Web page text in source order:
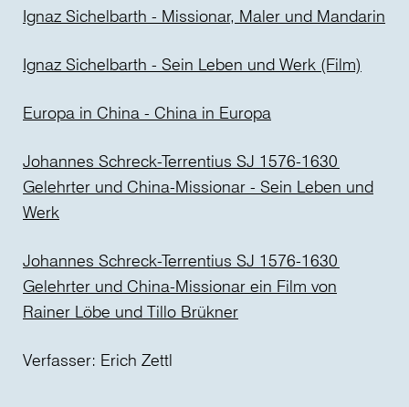
Ignaz Sichelbarth - Missionar, Maler und Mandarin
Ignaz Sichelbarth - Sein Leben und Werk (Film)
Europa in China - China in Europa
Johannes Schreck-Terrentius SJ 1576-1630
Gelehrter und China-Missionar - Sein Leben und
Werk
Johannes Schreck-Terrentius SJ 1576-1630
Gelehrter und China-Missionar ein Film von
Rainer Löbe und Tillo Brükner
Verfasser: Erich Zettl